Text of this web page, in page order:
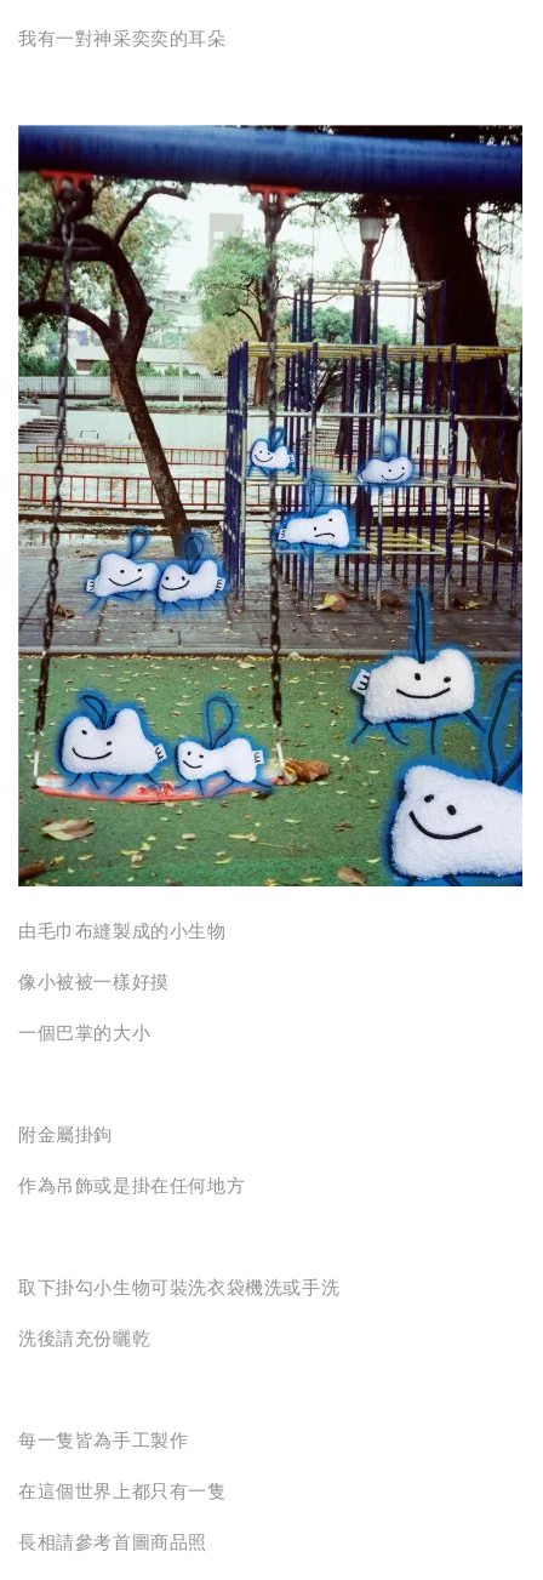
我有一對神采奕奕的耳朵
由毛巾布縫製成的小生物
像小被被一樣好摸
一個巴掌的大小
附金屬掛鉤
作為吊飾或是掛在任何地方
取下掛勾小生物可裝洗衣袋機洗或手洗
洗後請充份曬乾
每一隻皆為手工製作
在這個世界上都只有一隻
長相請參考首圖商品照